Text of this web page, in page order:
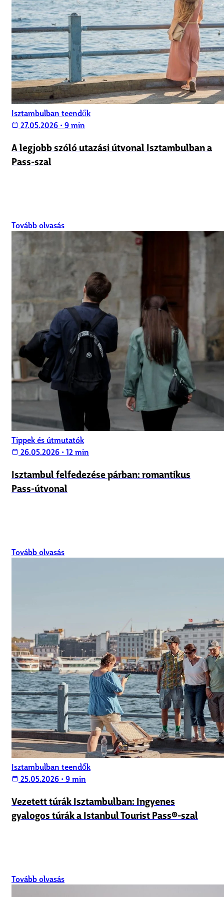
Isztambulban teendők
calendar_today 27.05.2026 • 9 min
A legjobb szóló utazási útvonal Isztambulban a
Pass-szal
Tovább olvasás
Tippek és útmutatók
calendar_today 26.05.2026 • 12 min
Isztambul felfedezése párban: romantikus
Pass-útvonal
Tovább olvasás
Isztambulban teendők
calendar_today 25.05.2026 • 9 min
Vezetett túrák Isztambulban: Ingyenes
gyalogos túrák a Istanbul Tourist Pass®-szal
Tovább olvasás